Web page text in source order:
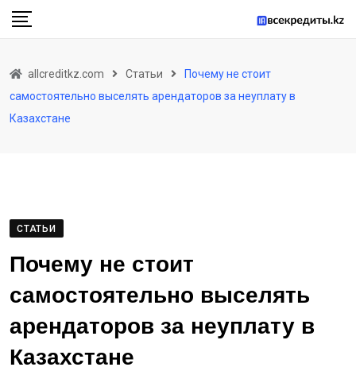
Skip
allcreditkz.com Статьи
Почему не стоит
самостоятельно выселять арендаторов за неуплату в
Казахстане
СТАТЬИ
Почему не стоит
самостоятельно выселять
арендаторов за неуплату в
Казахстане